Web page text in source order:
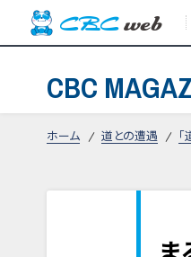
CBC
ホーム 道との遭遇